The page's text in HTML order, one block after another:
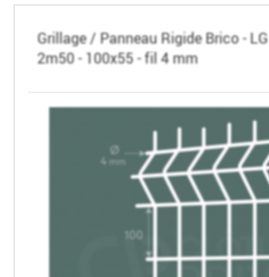
Grillage / Panneau Rigide Brico - LG
2m50 - 100x55 - fil 4 mm